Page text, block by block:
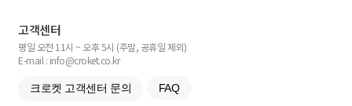
고객센터
평일 오전 11시 ~ 오후 5시 (주말, 공휴일 제외)
E-mail : info@croket.co.kr
크로켓 고객센터 문의 FAQ